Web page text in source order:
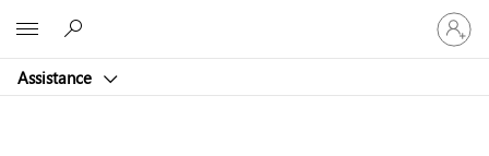
Assistance
vous
à
compte